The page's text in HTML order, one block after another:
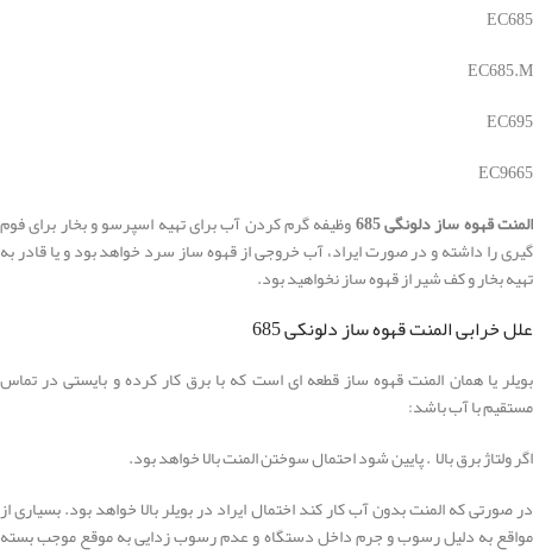
EC685
EC685.M
EC695
EC9665
المنت قهوه ساز دلونگی 685
وظیفه گرم کردن آب برای تهیه اسپرسو و بخار برای فوم
گیری را داشته و در صورت ایراد، آب خروجی از قهوه ساز سرد خواهد بود و یا قادر به
تهیه بخار و کف شیر از قهوه ساز نخواهید بود.
علل خرابی المنت قهوه ساز دلونکی 685
بویلر یا همان المنت قهوه ساز قطعه ای است که با برق کار کرده و بایستی در تماس
مستقیم با آب باشد:
اگر ولتاژ برق بالا . پایین شود احتمال سوختن المنت بالا خواهد بود.
در صورتی که المنت بدون آب کار کند اختمال ایراد در بویلر بالا خواهد بود. بسیاری از
مواقع به دلیل رسوب و جرم داخل دستگاه و عدم رسوب زدایی به موقع موجب بسته